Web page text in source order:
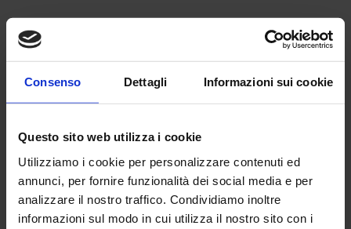
Consenso Dettagli Informazioni sui cookie
Questo sito web utilizza i cookie
Utilizziamo i cookie per personalizzare contenuti ed
annunci, per fornire funzionalità dei social media e per
analizzare il nostro traffico. Condividiamo inoltre
informazioni sul modo in cui utilizza il nostro sito con i